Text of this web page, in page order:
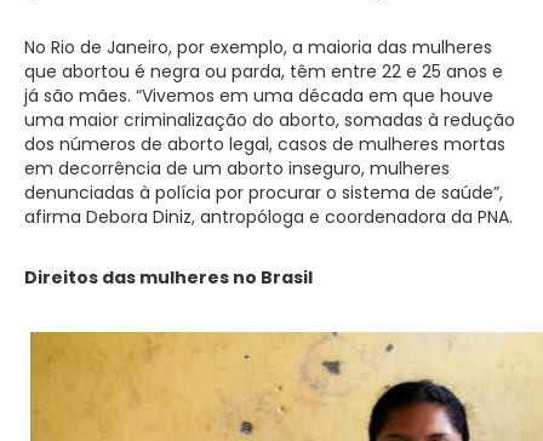
No Rio de Janeiro, por exemplo, a maioria das mulheres
que abortou é negra ou parda, têm entre 22 e 25 anos e
já são mães. “Vivemos em uma década em que houve
uma maior criminalização do aborto, somadas à redução
dos números de aborto legal, casos de mulheres mortas
em decorrência de um aborto inseguro, mulheres
denunciadas à polícia por procurar o sistema de saúde”,
afirma Debora Diniz, antropóloga e coordenadora da PNA.
Direitos das mulheres no Brasil